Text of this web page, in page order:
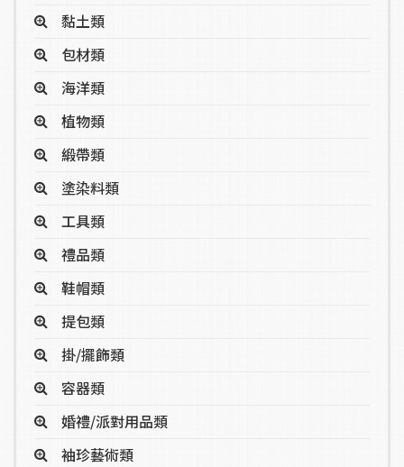
黏土類
包材類
海洋類
植物類
緞帶類
塗染料類
工具類
禮品類
鞋帽類
提包類
掛/擺飾類
容器類
婚禮/派對用品類
袖珍藝術類